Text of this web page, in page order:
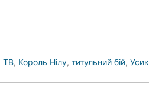
ТВ, Король Нілу, титульний бій, Усик